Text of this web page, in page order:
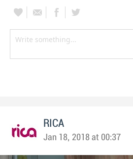
RICA
Jan 18, 2018 at 00:37